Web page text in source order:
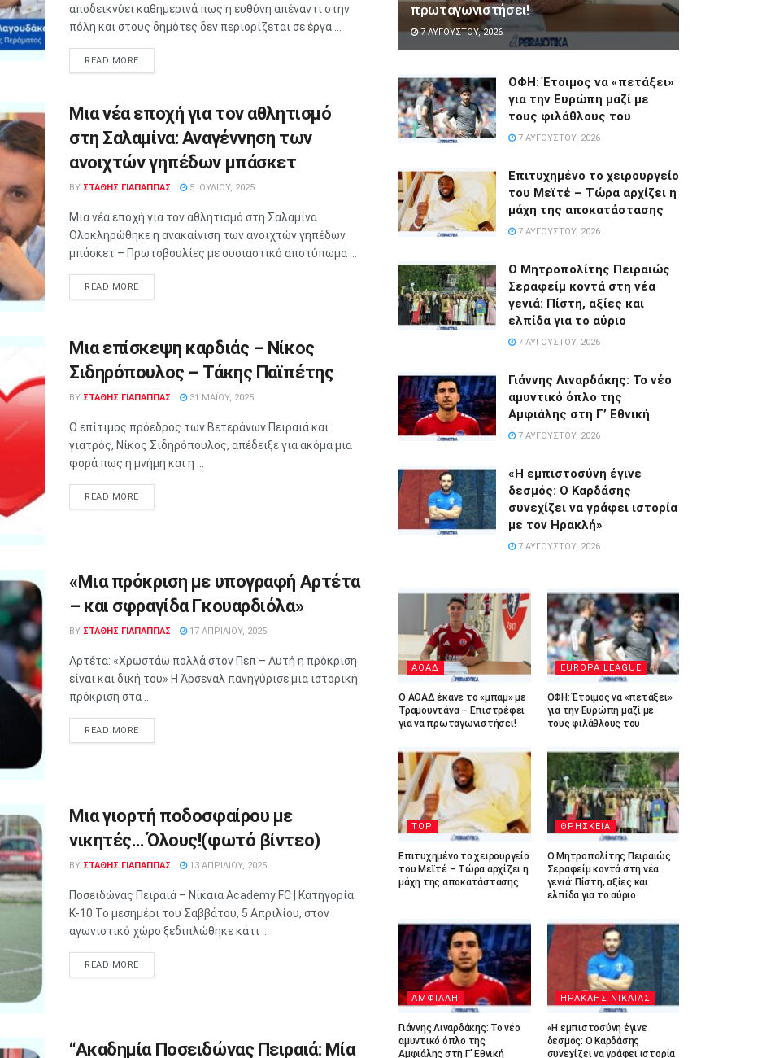
αποδεικνύει καθημερινά πως η ευθύνη απέναντι στην
πόλη και στους δημότες δεν περιορίζεται σε έργα ...
READ MORE
Μια νέα εποχή για τον αθλητισμό
στη Σαλαμίνα: Αναγέννηση των
ανοιχτών γηπέδων μπάσκετ
BY ΣΤΑΘΗΣ ΓΊΑΠΑΠΠΑΣ 5 ΙΟΥΛΊΟΥ, 2025
Μια νέα εποχή για τον αθλητισμό στη Σαλαμίνα
Ολοκληρώθηκε η ανακαίνιση των ανοιχτών γηπέδων
μπάσκετ – Πρωτοβουλίες με ουσιαστικό αποτύπωμα ...
READ MORE
Μια επίσκεψη καρδιάς – Νίκος
Σιδηρόπουλος – Τάκης Παϊπέτης
BY ΣΤΑΘΗΣ ΓΊΑΠΑΠΠΑΣ 31 ΜΑΪ́ΟΥ, 2025
Ο επίτιμος πρόεδρος των Βετεράνων Πειραιά και
γιατρός, Νίκος Σιδηρόπουλος, απέδειξε για ακόμα μια
φορά πως η μνήμη και η ...
READ MORE
«Μια πρόκριση με υπογραφή Αρτέτα
– και σφραγίδα Γκουαρδιόλα»
BY ΣΤΑΘΗΣ ΓΊΑΠΑΠΠΑΣ 17 ΑΠΡΙΛΊΟΥ, 2025
Αρτέτα: «Χρωστάω πολλά στον Πεπ – Αυτή η πρόκριση
είναι και δική του» Η Άρσεναλ πανηγύρισε μια ιστορική
πρόκριση στα ...
READ MORE
Μια γιορτή ποδοσφαίρου με
νικητές… Όλους!(φωτό βίντεο)
BY ΣΤΑΘΗΣ ΓΊΑΠΑΠΠΑΣ 13 ΑΠΡΙΛΊΟΥ, 2025
Ποσειδώνας Πειραιά – Nίκαια Academy FC | Κατηγορία
Κ-10 Το μεσημέρι του Σαββάτου, 5 Απριλίου, στον
αγωνιστικό χώρο ξεδιπλώθηκε κάτι ...
READ MORE
“Ακαδημία Ποσειδώνας Πειραιά: Μία
πρωταγωνιστήσει!
7 ΑΥΓΟΎΣΤΟΥ, 2026
ΟΦΗ: Έτοιμος να «πετάξει»
για την Ευρώπη μαζί με
τους φιλάθλους του
7 ΑΥΓΟΎΣΤΟΥ, 2026
Επιτυχημένο το χειρουργείο
του Μεϊτέ – Τώρα αρχίζει η
μάχη της αποκατάστασης
7 ΑΥΓΟΎΣΤΟΥ, 2026
Ο Μητροπολίτης Πειραιώς
Σεραφείμ κοντά στη νέα
γενιά: Πίστη, αξίες και
ελπίδα για το αύριο
7 ΑΥΓΟΎΣΤΟΥ, 2026
Γιάννης Λιναρδάκης: Το νέο
αμυντικό όπλο της
Αμφιάλης στη Γ’ Εθνική
7 ΑΥΓΟΎΣΤΟΥ, 2026
«Η εμπιστοσύνη έγινε
δεσμός: Ο Καρδάσης
συνεχίζει να γράφει ιστορία
με τον Ηρακλή»
7 ΑΥΓΟΎΣΤΟΥ, 2026
ΑΟΑΔ
Ο ΑΟΑΔ έκανε το «μπαμ» με
Τραμουντάνα – Επιστρέφει
για να πρωταγωνιστήσει!
EUROPA LEAGUE
ΟΦΗ: Έτοιμος να «πετάξει»
για την Ευρώπη μαζί με
τους φιλάθλους του
TOP
Επιτυχημένο το χειρουργείο
του Μεϊτέ – Τώρα αρχίζει η
μάχη της αποκατάστασης
ΘΡΗΣΚΕΙΑ
Ο Μητροπολίτης Πειραιώς
Σεραφείμ κοντά στη νέα
γενιά: Πίστη, αξίες και
ελπίδα για το αύριο
ΑΜΦΙΑΛΗ
Γιάννης Λιναρδάκης: Το νέο
αμυντικό όπλο της
Αμφιάλης στη Γ’ Εθνική
ΗΡΑΚΛΗΣ ΝΙΚΑΙΑΣ
«Η εμπιστοσύνη έγινε
δεσμός: Ο Καρδάσης
συνεχίζει να γράφει ιστορία